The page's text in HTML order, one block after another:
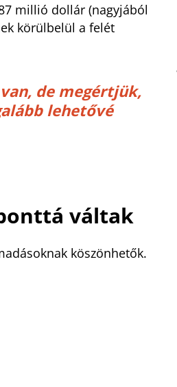
millió dollár (nagyjából
körülbelül a felét
de megértjük,
lehetővé
váltak
köszönhetők.